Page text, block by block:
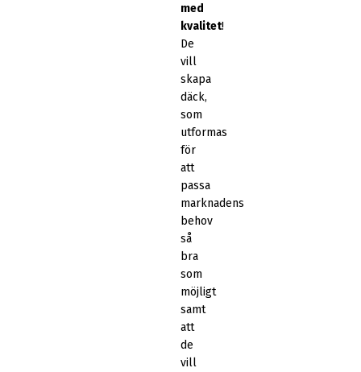
med
kvalitet!
De
vill
skapa
däck,
som
utformas
för
att
passa
marknadens
behov
så
bra
som
möjligt
samt
att
de
vill